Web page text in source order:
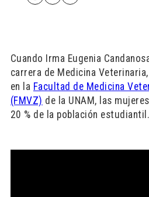
Cuando Irma Eugenia
carrera de Medicina
en la Facultad de Medicina
(FMVZ) de la UNAM, las
20 % de la población estudiantil.